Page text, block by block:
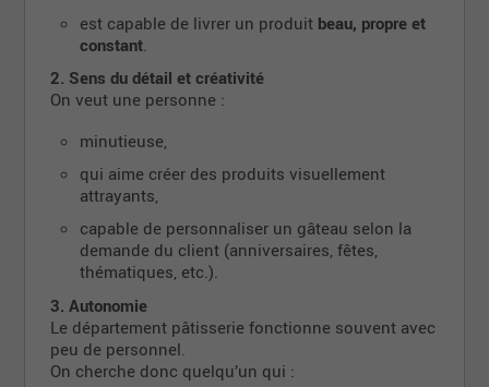
département.
Entrée en poste dès que possible.
Salaire à discuter selon expérience.
Environnement stable, humain et accueillant.
Équipe dynamique et impliquée.
Travail créatif, valorisant et varié.
Belle ambiance au département pâtisserie.
est capable de livrer un produit beau, propre et
constant.
2. Sens du détail et créativité
On veut une personne :
minutieuse,
qui aime créer des produits visuellement
attrayants,
capable de personnaliser un gâteau selon la
demande du client (anniversaires, fêtes,
thématiques, etc.).
3. Autonomie
Le département pâtisserie fonctionne souvent avec
peu de personnel.
On cherche donc quelqu’un qui :